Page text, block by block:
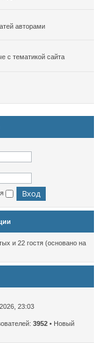
авторами
с тематикой сайта
и 22 гостя (основано на
23:03
3952 • Новый